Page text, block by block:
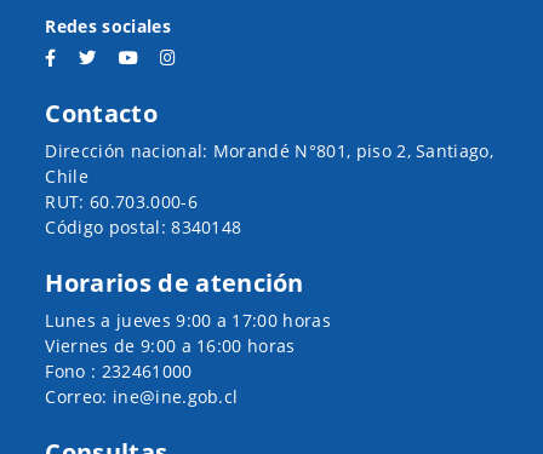
Redes sociales
Contacto
Dirección nacional: Morandé N°801, piso 2, Santiago,
Chile
RUT: 60.703.000-6
Código postal: 8340148
Horarios de atención
Lunes a jueves 9:00 a 17:00 horas
Viernes de 9:00 a 16:00 horas
Fono : 232461000
Correo: ine@ine.gob.cl